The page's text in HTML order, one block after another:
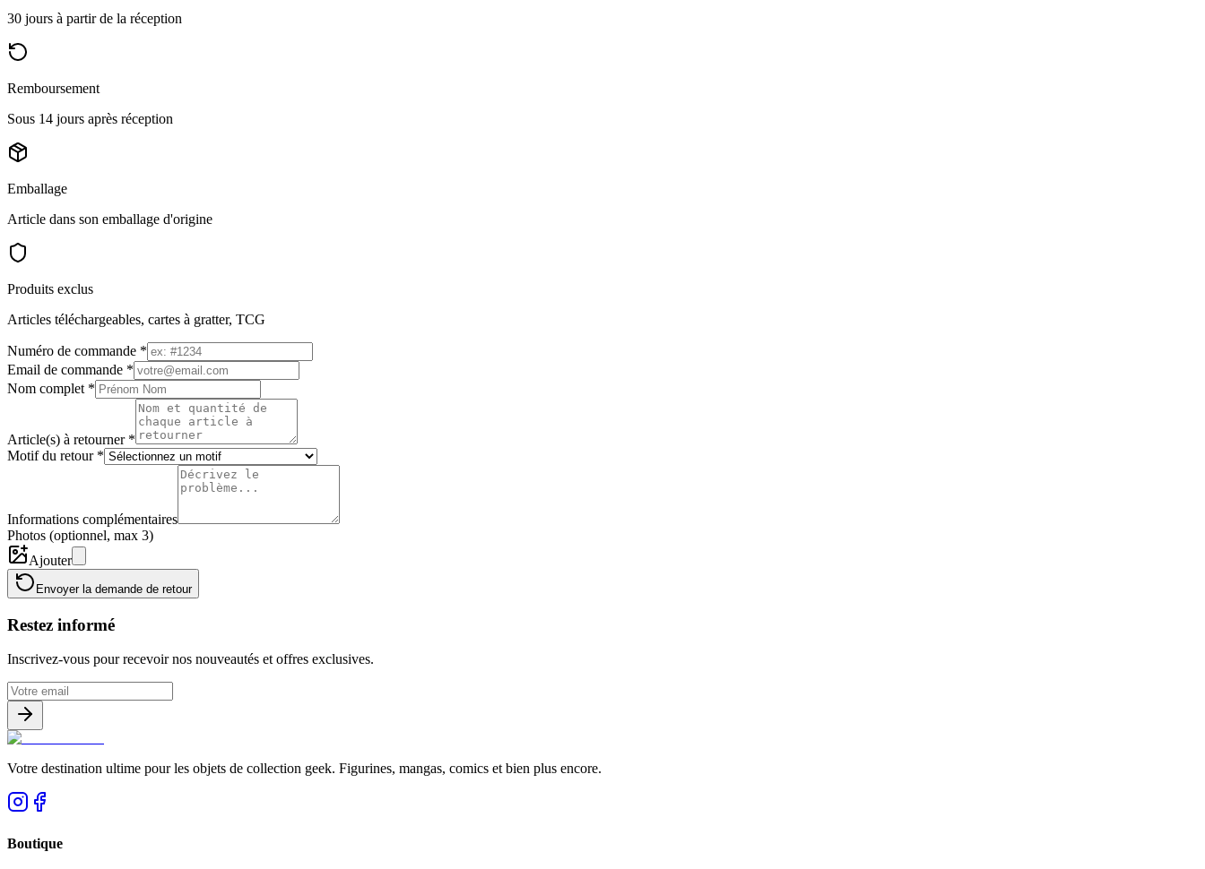
30 jours à partir de la réception
Remboursement
Sous 14 jours après réception
Emballage
Article dans son emballage d'origine
Produits exclus
Articles téléchargeables, cartes à gratter, TCG
Numéro de commande *
Email de commande *
Nom complet *
Article(s) à retourner *
Motif du retour *
Informations complémentaires
Photos (optionnel, max 3)
Ajouter
Envoyer la demande de retour
Restez informé
Inscrivez-vous pour recevoir nos nouveautés et offres exclusives.
Votre destination ultime pour les objets de collection geek. Figurines, mangas, comics et bien plus encore.
Boutique